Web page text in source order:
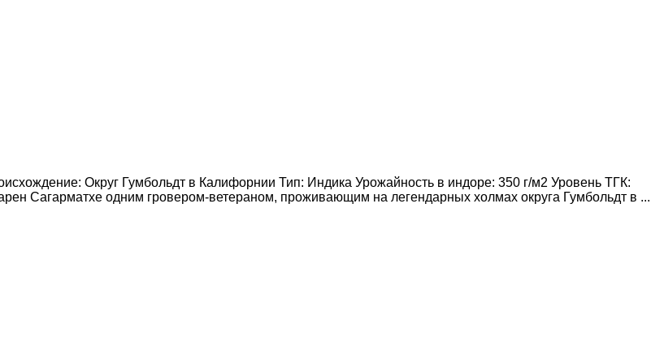
Округ Гумбольдт в Калифорнии Тип: Индика Урожайность в индоре: 350 г/м2 Уровень ТГК:
Сагарматхе одним гровером-ветераном, проживающим на легендарных холмах округа Гумбольдт в ...